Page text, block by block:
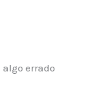
errado